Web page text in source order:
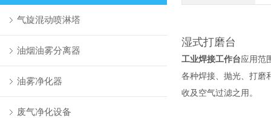
气旋混动喷淋塔
油烟油雾分离器
油雾净化器
废气净化设备
湿式打磨台
工业焊接工作台应用范
各种焊接、抛光、打磨
收及空气过滤之用。